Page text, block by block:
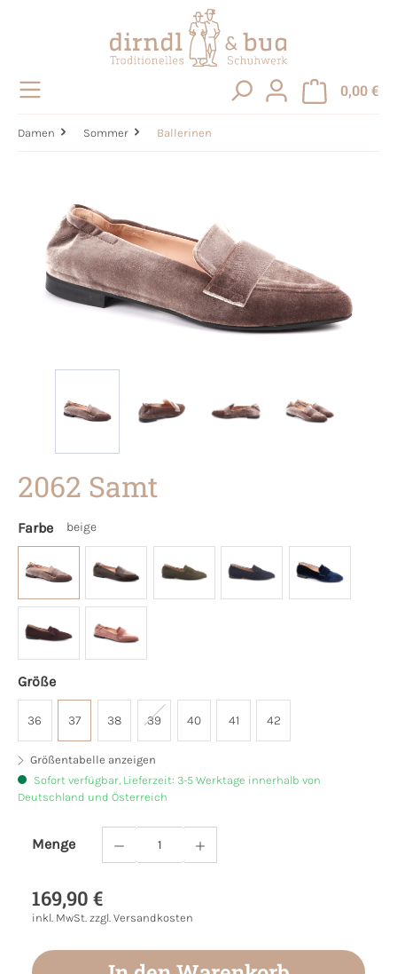
0,00 €
Damen Sommer Ballerinen
2062 Samt
Farbe beige
Größe
36 37 38 39 40 41 42
Größentabelle anzeigen
Sofort verfügbar, Lieferzeit: 3-5 Werktage innerhalb von
Deutschland und Österreich
Menge
Produkt Anzahl: Gib den gewünschten
169,90 €
inkl. MwSt. zzgl. Versandkosten